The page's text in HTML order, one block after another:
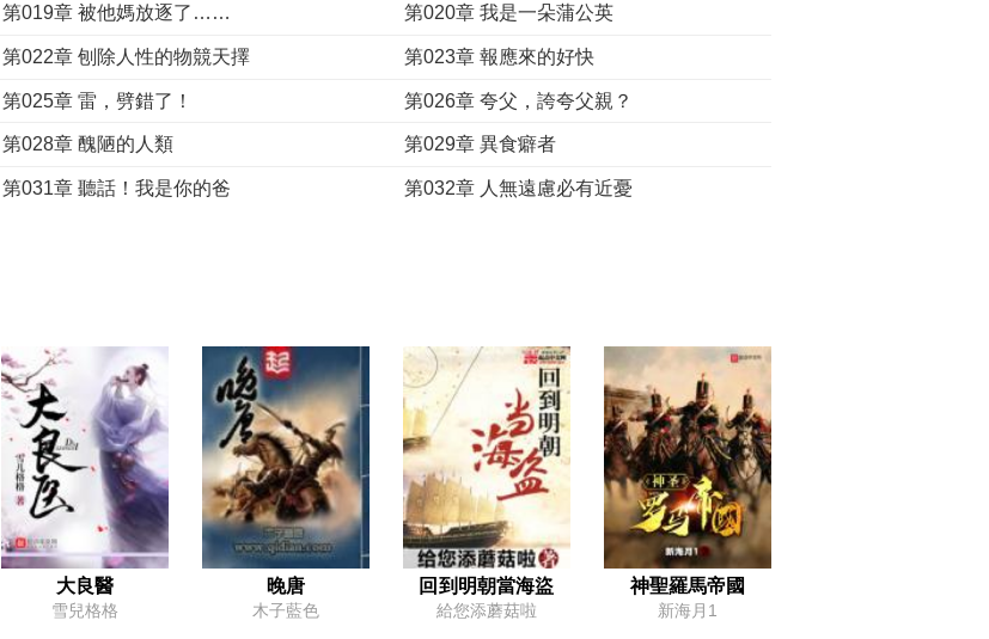
第019章 被他媽放逐了…… 第020章 我是一朵蒲公英
第022章 刨除人性的物競天擇 第023章 報應來的好快
第025章 雷，劈錯了！ 第026章 夸父，誇夸父親？
第028章 醜陋的人類 第029章 異食癖者
第031章 聽話！我是你的爸 第032章 人無遠慮必有近憂
第043章 令人難以接受的貨物 第044章 美好的東西總是令人難以忘懷的
第046章 原始人的大道理 第047章 新看法，新認知
第049章 天生的杠精 第050章 一個都不能少
第052章 黃帝曰：食人者，死！ 第053章 你不要跑！！
第055章 神話的由來！ 第056章 原始版的合縱連橫
第058章 人，只能靠自己 第059章 現實的令人傷感的世界
大良醫
雪兒格格
晚唐
木子藍色
回到明朝當海盜
給您添蘑菇啦
神聖羅馬帝國
新海月1